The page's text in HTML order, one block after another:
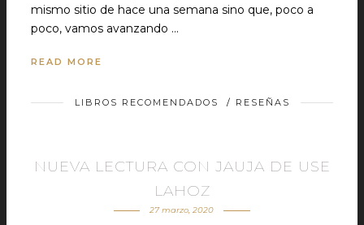
mismo sitio de hace una semana sino que, poco a
poco, vamos avanzando …
READ MORE
LIBROS RECOMENDADOS / RESEÑAS
NUEVA LECTURA CON JAUJA DE USE
LAHOZ
27 marzo, 2020